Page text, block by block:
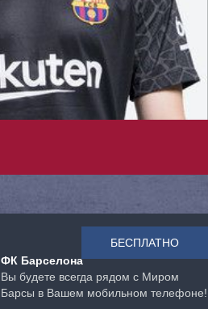
ФК Барселона
Вы будете всегда рядом с Миром
Барсы в Вашем мобильном телефоне!
БЕСПЛАТНО